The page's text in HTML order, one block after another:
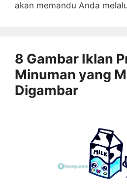
akan memandu Anda
8 Gambar Iklan
Minuman yang
Digambar